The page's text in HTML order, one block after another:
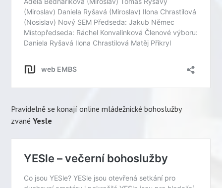
Pravidelně se konají online mládežnické bohoslužby
zvanéYesle